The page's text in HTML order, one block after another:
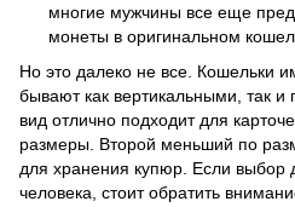
многие мужчины все еще
монеты в оригинальном
Но это далеко не все. Кошельки
бывают как вертикальными, так
вид отлично подходит для
размеры. Второй меньший по
для хранения купюр. Если выбор
человека, стоит обратить